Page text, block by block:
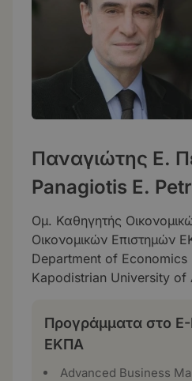
Παναγιώτης Ε.
Panagiotis E.
Ομ. Καθηγητής
Οικονομικών Επιστημών
Department of Economics
Kapodistrian University of
Προγράμματα στο
ΕΚΠΑ
Advanced Business